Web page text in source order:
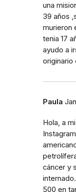
una
39 años
murieron
tenia 17
ayudo a
originario
Paula
Hola, a
cáncer y
500 en